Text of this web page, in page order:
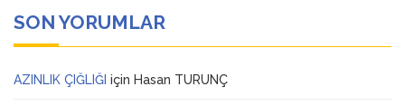
SON YORUMLAR
AZINLIK ÇIĞLIĞI için Hasan TURUNÇ